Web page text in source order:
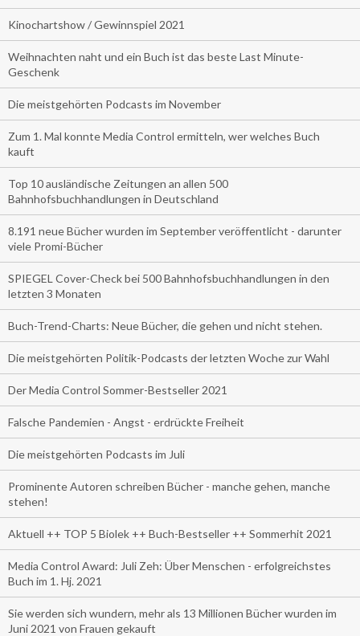
Kinochartshow / Gewinnspiel 2021
Weihnachten naht und ein Buch ist das beste Last Minute-
Geschenk
Die meistgehörten Podcasts im November
Zum 1. Mal konnte Media Control ermitteln, wer welches Buch
kauft
Top 10 ausländische Zeitungen an allen 500
Bahnhofsbuchhandlungen in Deutschland
8.191 neue Bücher wurden im September veröffentlicht - darunter
viele Promi-Bücher
SPIEGEL Cover-Check bei 500 Bahnhofsbuchhandlungen in den
letzten 3 Monaten
Buch-Trend-Charts: Neue Bücher, die gehen und nicht stehen.
Die meistgehörten Politik-Podcasts der letzten Woche zur Wahl
Der Media Control Sommer-Bestseller 2021
Falsche Pandemien - Angst - erdrückte Freiheit
Die meistgehörten Podcasts im Juli
Prominente Autoren schreiben Bücher - manche gehen, manche
stehen!
Aktuell ++ TOP 5 Biolek ++ Buch-Bestseller ++ Sommerhit 2021
Media Control Award: Juli Zeh: Über Menschen - erfolgreichstes
Buch im 1. Hj. 2021
Sie werden sich wundern, mehr als 13 Millionen Bücher wurden im
Juni 2021 von Frauen gekauft